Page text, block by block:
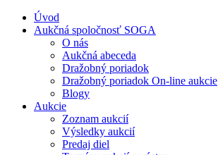
Úvod
Aukčná spoločnosť SOGA
O nás
Aukčná abeceda
Dražobný poriadok
Dražobný poriadok On-line aukcie
Blogy
Aukcie
Zoznam aukcií
Výsledky aukcií
Predaj diel